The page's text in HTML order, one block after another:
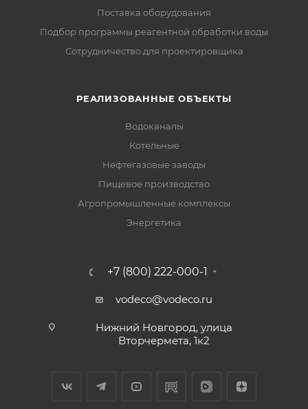
Поставка оборудования
Подбор программы реагентной обработки воды
Сотрудничество для проектировщика
РЕАЛИЗОВАННЫЕ ОБЪЕКТЫ
Водоканалы
Котельные
Нефтегазовые заводы
Пищевое производство
Агропромышленные комплексы
Энергетика
+7 (800) 222-000-1
vodeco@vodeco.ru
Нижний Новгород, улица
Вторчермета, 1к2